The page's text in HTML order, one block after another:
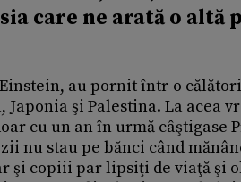
care ne arată o altă
au pornit într-o
şi Palestina. La acea
cu un an în urmă câştigase
nu stau pe bănci când
şi copiii par lipsiţi de viaţă şi